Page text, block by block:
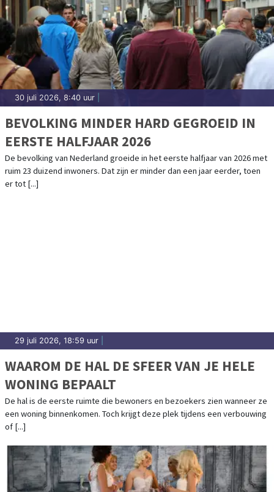
30 juli 2026, 8:40 uur
BEVOLKING MINDER HARD GEGROEID IN
EERSTE HALFJAAR 2026
De bevolking van Nederland groeide in het eerste halfjaar van 2026 met
ruim 23 duizend inwoners. Dat zijn er minder dan een jaar eerder, toen
er tot [...]
29 juli 2026, 18:59 uur
WAAROM DE HAL DE SFEER VAN JE HELE
WONING BEPAALT
De hal is de eerste ruimte die bewoners en bezoekers zien wanneer ze
een woning binnenkomen. Toch krijgt deze plek tijdens een verbouwing
of [...]